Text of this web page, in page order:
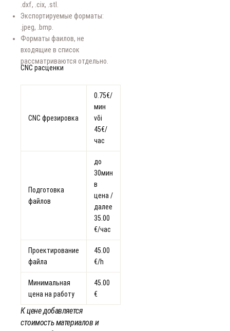
.dxf, .cix, .stl.
Экспортируемые форматы:
.jpeg, .bmp.
Форматы фаилов, не
входящие в список
рассматриваются отдельно.
CNC расценки
CNC фрезировка
0.75€/
мин
või
45€/
час
Подготовка
файлов
до
30мин
в
цена /
далее
35.00
€/час
Проектирование
файла
45.00
€/h
Минимальная
цена на работу
45.00
€
К цене добавляется
стоимость материалов и